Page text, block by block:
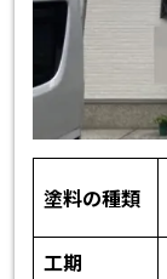
塗料の種類
工期